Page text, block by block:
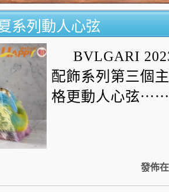
系列動人心弦
BVLGARI
配飾系列第三個
格更動人心弦⋯⋯
發佈在